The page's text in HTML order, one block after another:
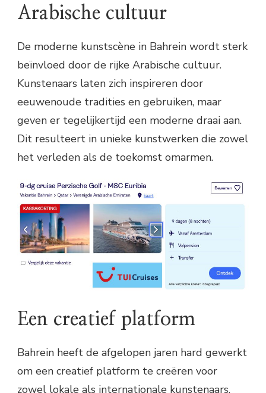
Arabische cultuur
De moderne kunstscène in Bahrein wordt sterk
beïnvloed door de rijke Arabische cultuur.
Kunstenaars laten zich inspireren door
eeuwenoude tradities en gebruiken, maar
geven er tegelijkertijd een moderne draai aan.
Dit resulteert in unieke kunstwerken die zowel
het verleden als de toekomst omarmen.
Een creatief platform
Bahrein heeft de afgelopen jaren hard gewerkt
om een creatief platform te creëren voor
zowel lokale als internationale kunstenaars.